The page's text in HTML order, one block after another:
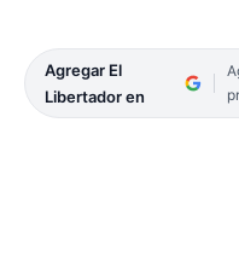
Agregar El
Libertador en